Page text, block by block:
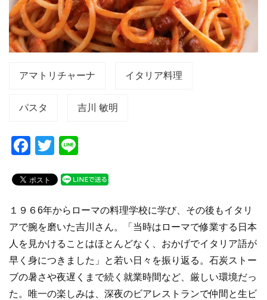
アマトリチャーナ イタリア料理
パスタ 吉川 敏明
F
c
e
b
o
o
k
T
tt
er
e
１９６6年からローマの料理学校に学び、その後もイタリ
アで腕を磨いた吉川さん。「当時はローマで修業する日本
人を見かけることはほとんどなく、おかげでイタリア語が
早く身につきました」と若い日々を振り返る。石炭ストー
ブの暑さや夜遅くまで続く就業時間など、厳しい環境だっ
た。唯一の楽しみは、深夜のビアレストランで仲間と生ビ